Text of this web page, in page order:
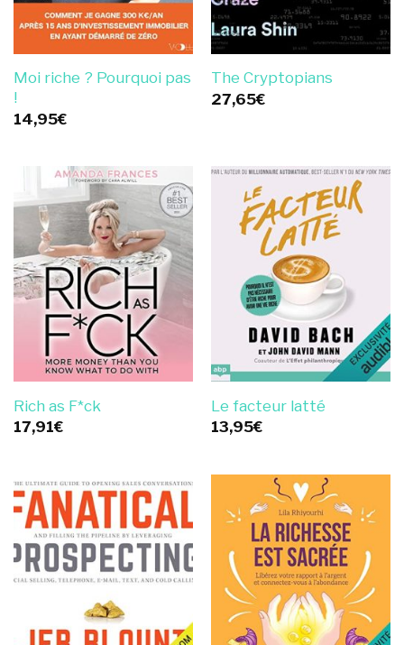
Moi riche ? Pourquoi pas
!
14,95€
The Cryptopians
27,65€
Rich as F*ck
17,91€
Le facteur latté
13,95€